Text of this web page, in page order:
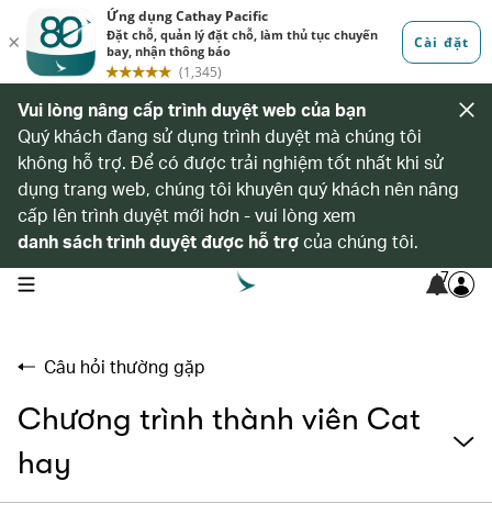
Vui lòng nâng cấp trình duyệt web của bạn
Quý khách đang sử dụng trình duyệt mà chúng tôi
không hỗ trợ. Để có được trải nghiệm tốt nhất khi sử
dụng trang web, chúng tôi khuyên quý khách nên nâng
cấp lên trình duyệt mới hơn - vui lòng xem
danh sách trình duyệt được hỗ trợcủa chúng tôi.
open navigation menu 7
Câu hỏi thường gặp
Chương trình thành viên Cat
hay